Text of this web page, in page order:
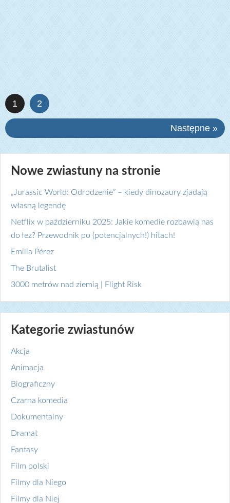
1 2
Następne »
Nowe zwiastuny na stronie
„Jurassic World: Odrodzenie” – kiedy dinozaury zjadają
własną legendę
Netflix w październiku 2025: Jakie komedie rozbawią nas
do łez? Przewodnik po (potencjalnych!) hitach!
Emilia Pérez
The Brutalist
3000 metrów nad ziemią | Flight Risk
Kategorie zwiastunów
Akcja
Animacja
Biograficzny
Czarna komedia
Dokumentalny
Dramat
Fantasy
Film polski
Filmy dla Niego
Filmy dla Niej